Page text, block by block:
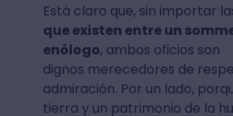
Está claro que, sin importar
que existen entre un
enólogo, ambos oficios son
dignos merecedores de
admiración. Por un lado,
tierra y un patrimonio de la